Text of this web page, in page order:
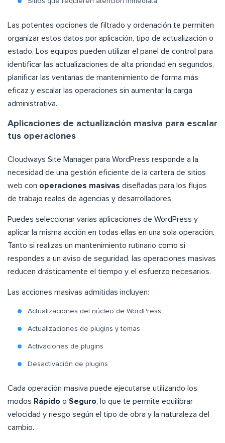
Las potentes opciones de filtrado y ordenación te permiten
organizar estos datos por aplicación, tipo de actualización o
estado. Los equipos pueden utilizar el panel de control para
identificar las actualizaciones de alta prioridad en segundos,
planificar las ventanas de mantenimiento de forma más
eficaz y escalar las operaciones sin aumentar la carga
administrativa.
Aplicaciones de actualización masiva para escalar
tus operaciones
Cloudways Site Manager para WordPress responde a la
necesidad de una gestión eficiente de la cartera de sitios
web con operaciones masivas diseñadas para los flujos
de trabajo reales de agencias y desarrolladores.
Puedes seleccionar varias aplicaciones de WordPress y
aplicar la misma acción en todas ellas en una sola operación.
Tanto si realizas un mantenimiento rutinario como si
respondes a un aviso de seguridad, las operaciones masivas
reducen drásticamente el tiempo y el esfuerzo necesarios.
Las acciones masivas admitidas incluyen:
Actualizaciones del núcleo de WordPress
Actualizaciones de plugins y temas
Activaciones de plugins
Desactivación de plugins
Cada operación masiva puede ejecutarse utilizando los
modos Rápido o Seguro , lo que te permite equilibrar
velocidad y riesgo según el tipo de obra y la naturaleza del
cambio.